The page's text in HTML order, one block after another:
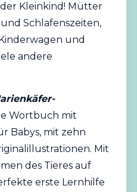
Kleinkind! Mütter
Schlafenszeiten,
und
andere
Wortbuch mit
Babys, mit zehn
Mit
des Tieres auf
erste Lernhilfe